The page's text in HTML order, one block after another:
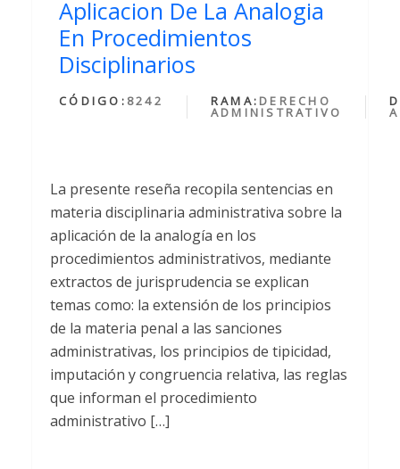
Aplicacion De La Analogia
En Procedimientos
Disciplinarios
CÓDIGO: 8242 RAMA: DERECHO
ADMINISTRATIVO
La presente reseña recopila sentencias en
materia disciplinaria administrativa sobre la
aplicación de la analogía en los
procedimientos administrativos, mediante
extractos de jurisprudencia se explican
temas como: la extensión de los principios
de la materia penal a las sanciones
administrativas, los principios de tipicidad,
imputación y congruencia relativa, las reglas
que informan el procedimiento
administrativo […]